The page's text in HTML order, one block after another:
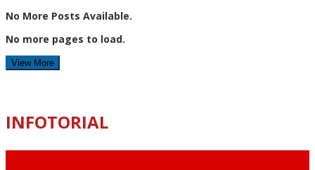
No More Posts Available.
No more pages to load.
View More
INFOTORIAL